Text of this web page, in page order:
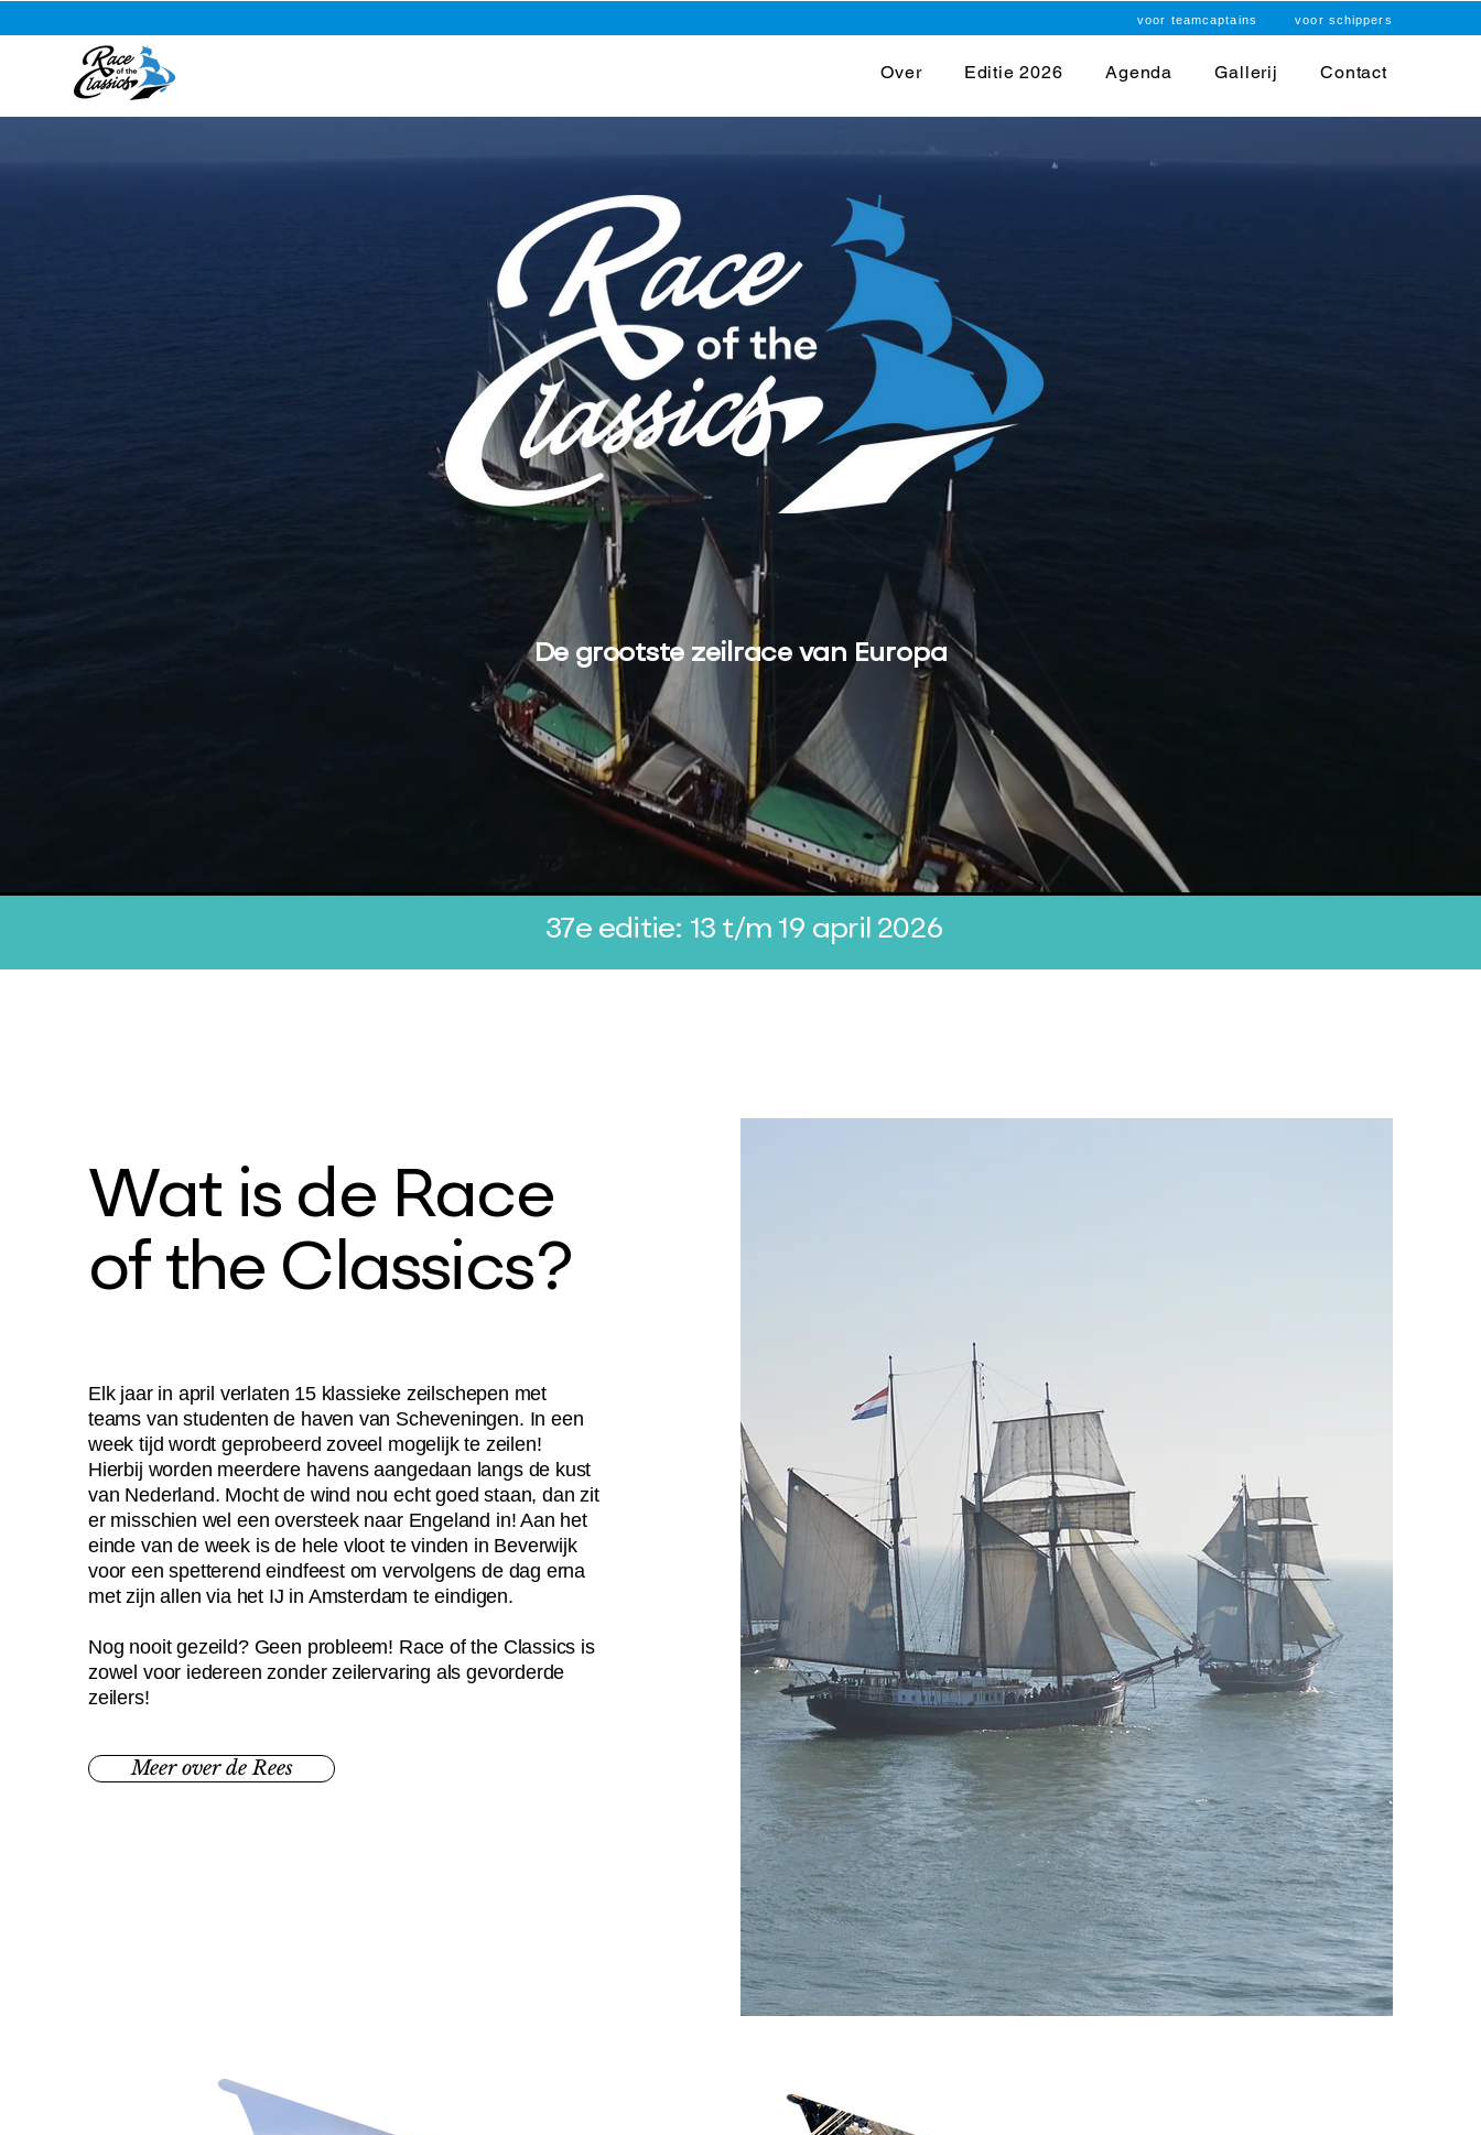
voor teamcaptains voor schippers
Over Editie 2026 Agenda Gallerij Contact
De grootste zeilrace van Europa
37e editie: 13 t/m 19 april 2026
Wat is de Race
of the Classics?
Elk jaar in april verlaten 15 klassieke zeilschepen met
teams van studenten de haven van Scheveningen. In een
week tijd wordt geprobeerd zoveel mogelijk te zeilen!
Hierbij worden meerdere havens aangedaan langs de kust
van Nederland. Mocht de wind nou echt goed staan, dan zit
er misschien wel een oversteek naar Engeland in! Aan het
einde van de week is de hele vloot te vinden in Beverwijk
voor een spetterend eindfeest om vervolgens de dag erna
met zijn allen via het IJ in Amsterdam te eindigen.
Nog nooit gezeild? Geen probleem! Race of the Classics is
zowel voor iedereen zonder zeilervaring als gevorderde
zeilers!
Meer over de Rees